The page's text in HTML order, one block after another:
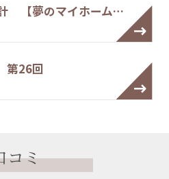
【夢のマイホーム…
第26回
コミ